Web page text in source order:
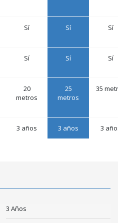
Sí Sí Sí
Sí Sí Sí
20
metros
25
metros
35
3 años 3 años 3
3 Años